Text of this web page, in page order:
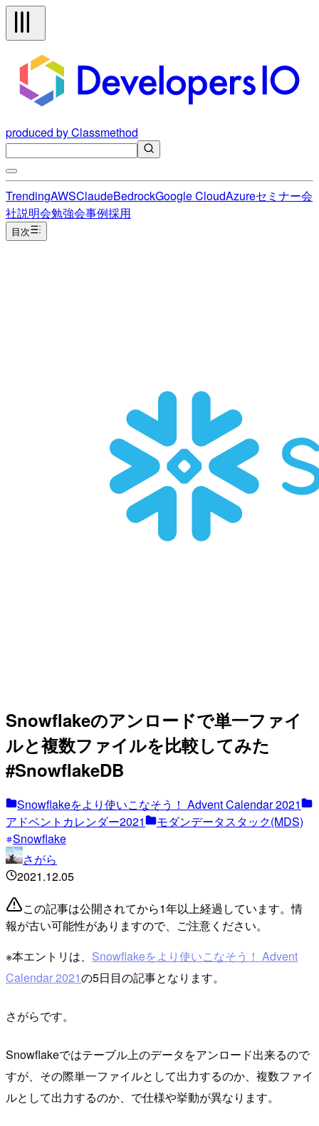
produced by Classmethod
TrendingAWSClaudeBedrockGoogle CloudAzureセミナー会
社説明会勉強会事例採用
目次
Snowflakeのアンロードで単一ファイ
ルと複数ファイルを比較してみた
#SnowflakeDB
Snowflakeをより使いこなそう！ Advent Calendar 2021
アドベントカレンダー2021
モダンデータスタック(MDS)
Snowflake
さがら
2021.12.05
この記事は公開されてから1年以上経過しています。情
報が古い可能性がありますので、ご注意ください。
※本エントリは、 Snowflakeをより使いこなそう！ Advent
Calendar 2021の5日目の記事となります。
さがらです。
Snowflakeではテーブル上のデータをアンロード出来るので
すが、その際単一ファイルとして出力するのか、複数ファイ
ルとして出力するのか、で仕様や挙動が異なります。